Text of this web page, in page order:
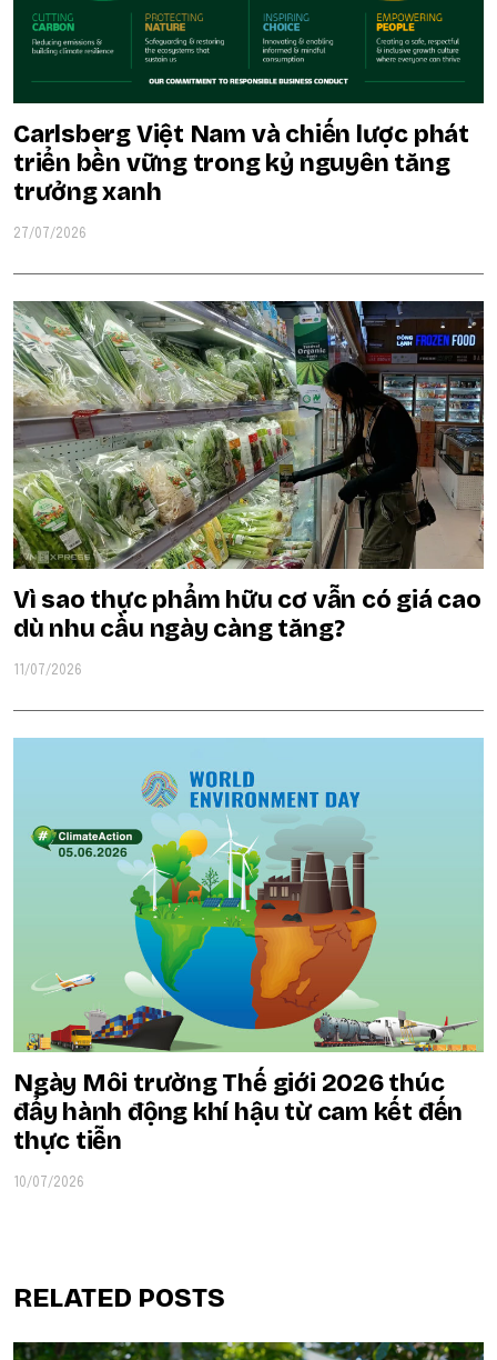
Carlsberg Việt Nam và chiến lược phát
triển bền vững trong kỷ nguyên tăng
trưởng xanh
27/07/2026
Vì sao thực phẩm hữu cơ vẫn có giá cao
dù nhu cầu ngày càng tăng?
11/07/2026
Ngày Môi trường Thế giới 2026 thúc
đẩy hành động khí hậu từ cam kết đến
thực tiễn
10/07/2026
RELATED POSTS